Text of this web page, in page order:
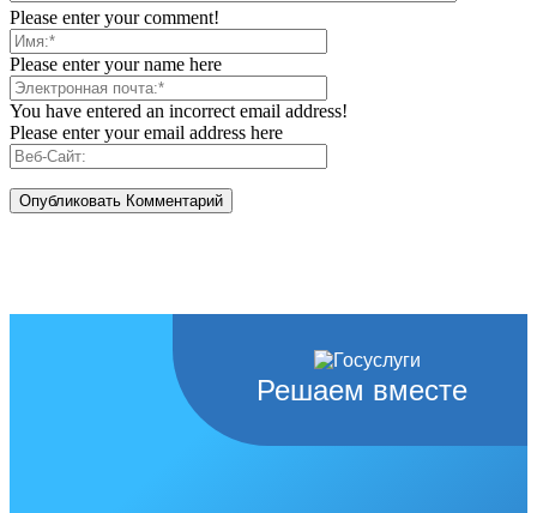
Please enter your comment!
Please enter your name here
You have entered an incorrect email address!
Please enter your email address here
Решаем вместе